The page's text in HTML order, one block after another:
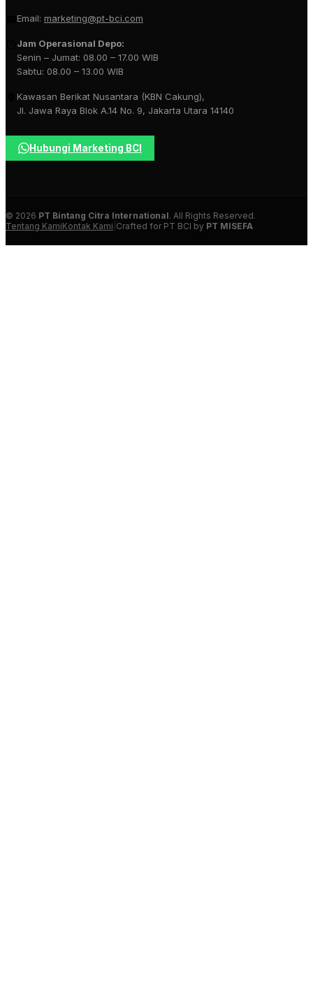
Email: marketing@pt-bci.com
Jam Operasional Depo:
Senin – Jumat: 08.00 – 17.00 WIB
Sabtu: 08.00 – 13.00 WIB
Kawasan Berikat Nusantara (KBN Cakung),
Jl. Jawa Raya Blok A.14 No. 9, Jakarta Utara 14140
Hubungi Marketing BCI
© 2026 PT Bintang Citra International. All Rights Reserved.
Tentang KamiKontak Kami Crafted for PT BCI by PT MISEFA